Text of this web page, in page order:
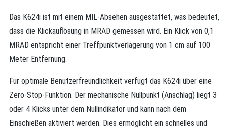
Das K624i ist mit einem MIL-Absehen ausgestattet, was bedeutet,
dass die Klickauflösung in MRAD gemessen wird. Ein Klick von 0,1
MRAD entspricht einer Treffpunktverlagerung von 1 cm auf 100
Meter Entfernung.
Für optimale Benutzerfreundlichkeit verfügt das K624i über eine
Zero-Stop-Funktion. Der mechanische Nullpunkt (Anschlag) liegt 3
oder 4 Klicks unter dem Nullindikator und kann nach dem
Einschießen aktiviert werden. Dies ermöglicht ein schnelles und